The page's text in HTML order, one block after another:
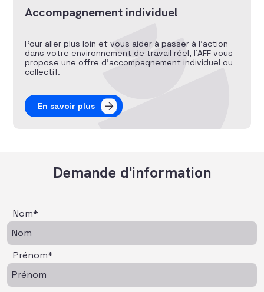
Accompagnement individuel
Pour aller plus loin et vous aider à passer à l’action
dans votre environnement de travail réel, l’AFF vous
propose une offre d’accompagnement individuel ou
collectif.
En savoir plus
Demande d'information
Nom*
Prénom*